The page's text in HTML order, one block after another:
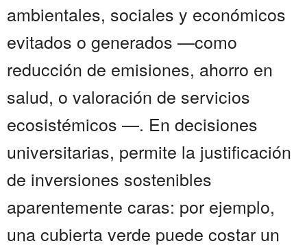
ambientales, sociales y económicos
evitados o generados —como
reducción de emisiones, ahorro en
salud, o valoración de servicios
ecosistémicos —. En decisiones
universitarias, permite la justificación
de inversiones sostenibles
aparentemente caras: por ejemplo,
una cubierta verde puede costar un